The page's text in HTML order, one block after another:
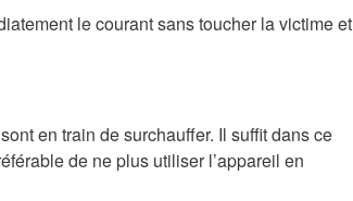
le courant sans toucher la victime et
en train de surchauffer. Il suffit dans ce
de ne plus utiliser l’appareil en